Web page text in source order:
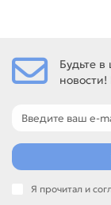
Среди товаров
Резиновый вал
вал для
такие позиции
характеристик.
Если нужен
Ролики подачи
Будьте
Я прочитал и